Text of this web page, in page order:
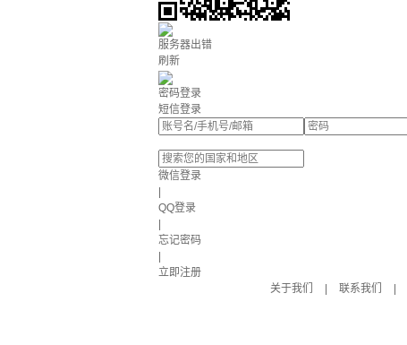
服务器出错
刷新
密码登录
短信登录
微信登录
QQ登录
忘记密码
立即注册
关于我们
联系我们